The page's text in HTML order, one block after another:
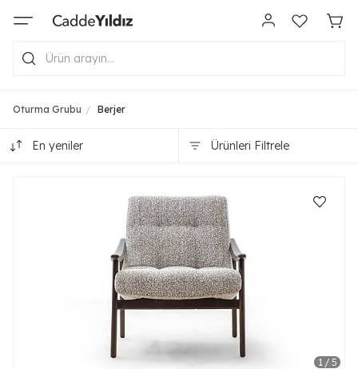
Oturma Grubu Berjer
En yeniler Ürünleri Filtrele